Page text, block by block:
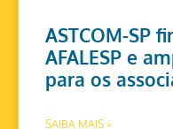
ASTCOM-SP
AFALESP e
para os
SAIBA MAIS »